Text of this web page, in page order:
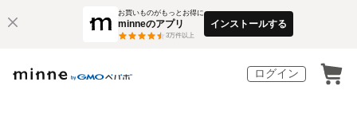
お買いものがもっとお得に
minneのアプリ
3万件以上
インストールする
ログイン